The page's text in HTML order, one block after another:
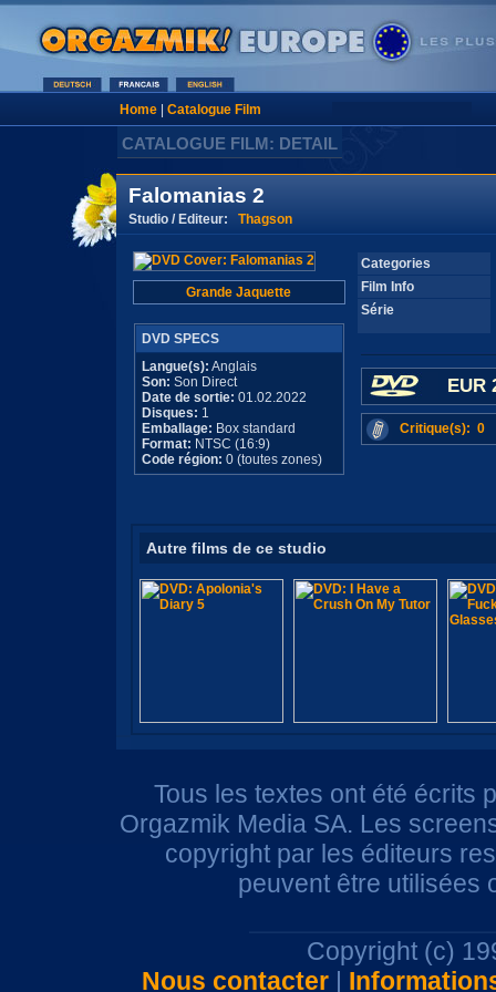
Home| Catalogue Film
CATALOGUE FILM: DETAIL
Falomanias 2
Studio / Editeur: Thagson
Grande Jaquette
DVD SPECS
Langue(s): Anglais
Son: Son Direct
Date de sortie: 01.02.2022
Disques: 1
Emballage: Box standard
Format: NTSC (16:9)
Code région: 0 (toutes zones)
Categories
Film Info
Série
EUR
Critique(s): 0
Autre films de ce studio
Tous les textes ont été écrits
Orgazmik Media SA. Les
copyright par les éditeurs
peuvent être utilisées
Copyright (c)
Nous contacter|